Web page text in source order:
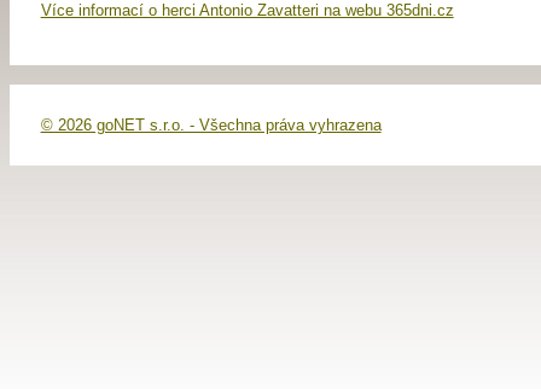
Více informací o herci Antonio Zavatteri na webu 365dni.cz
© 2026 goNET s.r.o. - Všechna práva vyhrazena